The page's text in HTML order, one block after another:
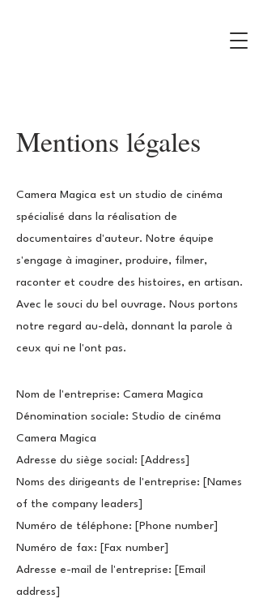
Mentions légales
Camera Magica est un studio de cinéma
spécialisé dans la réalisation de
documentaires d'auteur. Notre équipe
s'engage à imaginer, produire, filmer,
raconter et coudre des histoires, en artisan.
Avec le souci du bel ouvrage. Nous portons
notre regard au-delà, donnant la parole à
ceux qui ne l'ont pas.
Nom de l'entreprise: Camera Magica
Dénomination sociale: Studio de cinéma
Camera Magica
Adresse du siège social: [Address]
Noms des dirigeants de l'entreprise: [Names
of the company leaders]
Numéro de téléphone: [Phone number]
Numéro de fax: [Fax number]
Adresse e-mail de l'entreprise: [Email
address]